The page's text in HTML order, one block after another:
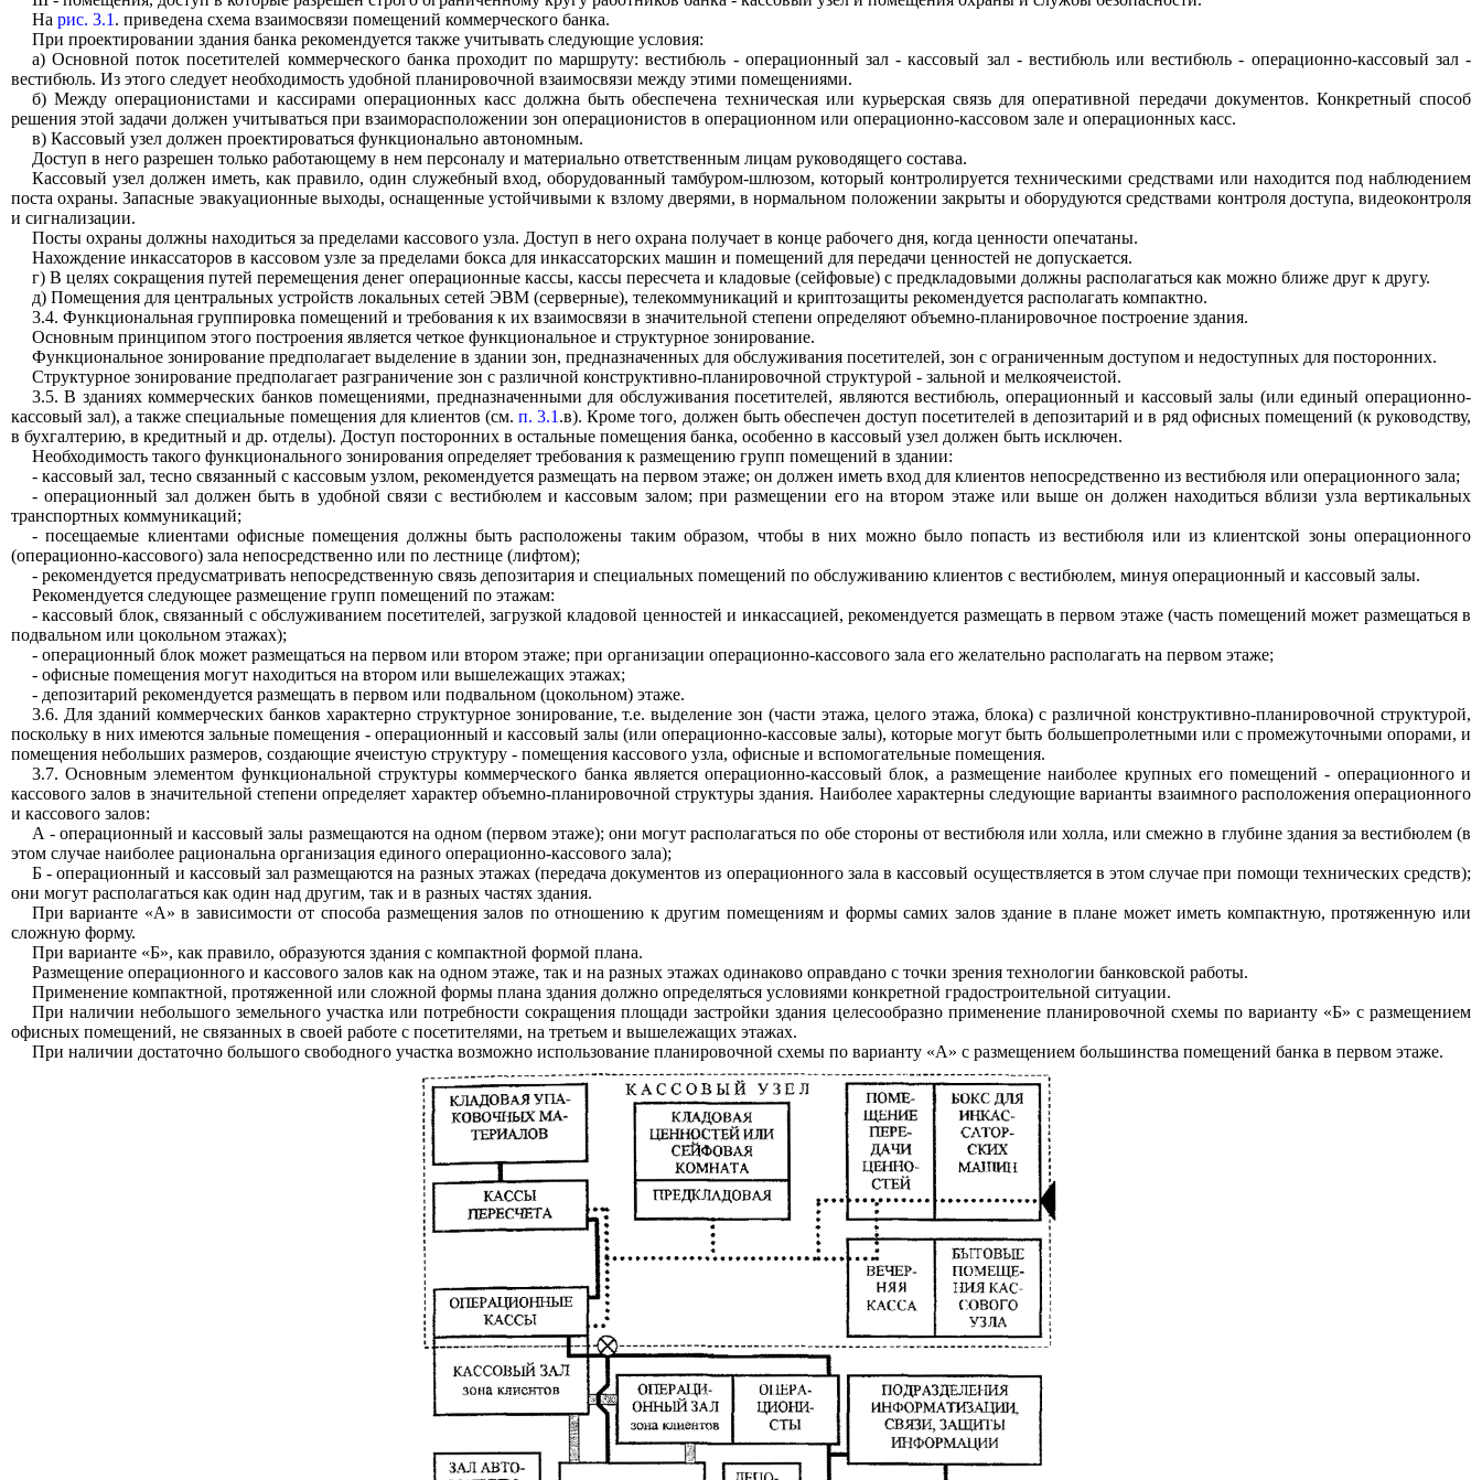
На рис. 3.1 . приведена схема взаимосвязи помещений коммерческого банка.
При проектировании здания банка рекомендуется также учитывать следующие условия:
а) Основной поток посетителей коммерческого банка проходит по маршруту: вестибюль - операционный зал - кассовый зал - вестибюль или вестибюль - операционно-кассовый зал -
вестибюль. Из этого следует необходимость удобной планировочной взаимосвязи между этими помещениями.
б) Между операционистами и кассирами операционных касс должна быть обеспечена техническая или курьерская связь для оперативной передачи документов. Конкретный способ
решения этой задачи должен учитываться при взаиморасположении зон операционистов в операционном или операционно-кассовом зале и операционных касс.
в) Кассовый узел должен проектироваться функционально автономным.
Доступ в него разрешен только работающему в нем персоналу и материально ответственным лицам руководящего состава.
Кассовый узел должен иметь, как правило, один служебный вход, оборудованный тамбуром-шлюзом, который контролируется техническими средствами или находится под наблюдением
поста охраны. Запасные эвакуационные выходы, оснащенные устойчивыми к взлому дверями, в нормальном положении закрыты и оборудуются средствами контроля доступа, видеоконтроля
и сигнализации.
Посты охраны должны находиться за пределами кассового узла. Доступ в него охрана получает в конце рабочего дня, когда ценности опечатаны.
Нахождение инкассаторов в кассовом узле за пределами бокса для инкассаторских машин и помещений для передачи ценностей не допускается.
г) В целях сокращения путей перемещения денег операционные кассы, кассы пересчета и кладовые (сейфовые) с предкладовыми должны располагаться как можно ближе друг к другу.
д) Помещения для центральных устройств локальных сетей ЭВМ (серверные), телекоммуникаций и криптозащиты рекомендуется располагать компактно.
3.4. Функциональная группировка помещений и требования к их взаимосвязи в значительной степени определяют объемно-планировочное построение здания.
Основным принципом этого построения является четкое функциональное и структурное зонирование.
Функциональное зонирование предполагает выделение в здании зон, предназначенных для обслуживания посетителей, зон с ограниченным доступом и недоступных для посторонних.
Структурное зонирование предполагает разграничение зон с различной конструктивно-планировочной структурой - зальной и мелкоячеистой.
3.5. В зданиях коммерческих банков помещениями, предназначенными для обслуживания посетителей, являются вестибюль, операционный и кассовый залы (или единый операционно-
кассовый зал), а также специальные помещения для клиентов (см.п. 3.1 .в). Кроме того, должен быть обеспечен доступ посетителей в депозитарий и в ряд офисных помещений (к руководству,
в бухгалтерию, в кредитный и др. отделы). Доступ посторонних в остальные помещения банка, особенно в кассовый узел должен быть исключен.
Необходимость такого функционального зонирования определяет требования к размещению групп помещений в здании:
- кассовый зал, тесно связанный с кассовым узлом, рекомендуется размещать на первом этаже; он должен иметь вход для клиентов непосредственно из вестибюля или операционного зала;
- операционный зал должен быть в удобной связи с вестибюлем и кассовым залом; при размещении его на втором этаже или выше он должен находиться вблизи узла вертикальных
транспортных коммуникаций;
- посещаемые клиентами офисные помещения должны быть расположены таким образом, чтобы в них можно было попасть из вестибюля или из клиентской зоны операционного
(операционно-кассового) зала непосредственно или по лестнице (лифтом);
- рекомендуется предусматривать непосредственную связь депозитария и специальных помещений по обслуживанию клиентов с вестибюлем, минуя операционный и кассовый залы.
Рекомендуется следующее размещение групп помещений по этажам:
- кассовый блок, связанный с обслуживанием посетителей, загрузкой кладовой ценностей и инкассацией, рекомендуется размещать в первом этаже (часть помещений может размещаться в
подвальном или цокольном этажах);
- операционный блок может размещаться на первом или втором этаже; при организации операционно-кассового зала его желательно располагать на первом этаже;
- офисные помещения могут находиться на втором или вышележащих этажах;
- депозитарий рекомендуется размещать в первом или подвальном (цокольном) этаже.
3.6. Для зданий коммерческих банков характерно структурное зонирование, т.е. выделение зон (части этажа, целого этажа, блока) с различной конструктивно-планировочной структурой,
поскольку в них имеются зальные помещения - операционный и кассовый залы (или операционно-кассовые залы), которые могут быть большепролетными или с промежуточными опорами, и
помещения небольших размеров, создающие ячеистую структуру - помещения кассового узла, офисные и вспомогательные помещения.
3.7. Основным элементом функциональной структуры коммерческого банка является операционно-кассовый блок, а размещение наиболее крупных его помещений - операционного и
кассового залов в значительной степени определяет характер объемно-планировочной структуры здания. Наиболее характерны следующие варианты взаимного расположения операционного
и кассового залов:
А - операционный и кассовый залы размещаются на одном (первом этаже); они могут располагаться по обе стороны от вестибюля или холла, или смежно в глубине здания за вестибюлем (в
этом случае наиболее рациональна организация единого операционно-кассового зала);
Б - операционный и кассовый зал размещаются на разных этажах (передача документов из операционного зала в кассовый осуществляется в этом случае при помощи технических средств);
они могут располагаться как один над другим, так и в разных частях здания.
При варианте «А» в зависимости от способа размещения залов по отношению к другим помещениям и формы самих залов здание в плане может иметь компактную, протяженную или
сложную форму.
При варианте «Б», как правило, образуются здания с компактной формой плана.
Размещение операционного и кассового залов как на одном этаже, так и на разных этажах одинаково оправдано с точки зрения технологии банковской работы.
Применение компактной, протяженной или сложной формы плана здания должно определяться условиями конкретной градостроительной ситуации.
При наличии небольшого земельного участка или потребности сокращения площади застройки здания целесообразно применение планировочной схемы по варианту «Б» с размещением
офисных помещений, не связанных в своей работе с посетителями, на третьем и вышележащих этажах.
При наличии достаточно большого свободного участка возможно использование планировочной схемы по варианту «А» с размещением большинства помещений банка в первом этаже.